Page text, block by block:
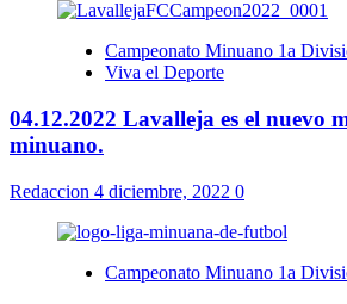
Campeonato Minuano 1a
Viva el Deporte
04.12.2022 Lavalleja es el nuevo
minuano.
Redaccion 4 diciembre, 2022 0
Campeonato Minuano 1a